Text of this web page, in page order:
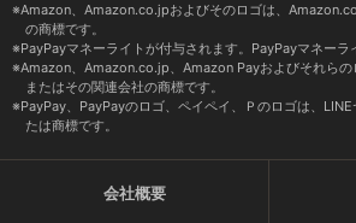
Amazon、Amazon.co.jpおよびそのロゴは、
の商標です。
PayPayマネーライトが付与されます。PayPayマネーラ
Amazon、Amazon.co.jp、Amazon Payおよびそれら
またはその関連会社の商標です。
PayPay、PayPayのロゴ、ペイペイ、Ｐのロゴは、
たは商標です。
会社概要